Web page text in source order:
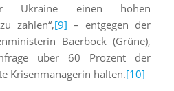
Ukraine einen hohen
zahlen“,[9] – entgegen der
Baerbock (Grüne),
über 60 Prozent der
Krisenmanagerin halten.[10]